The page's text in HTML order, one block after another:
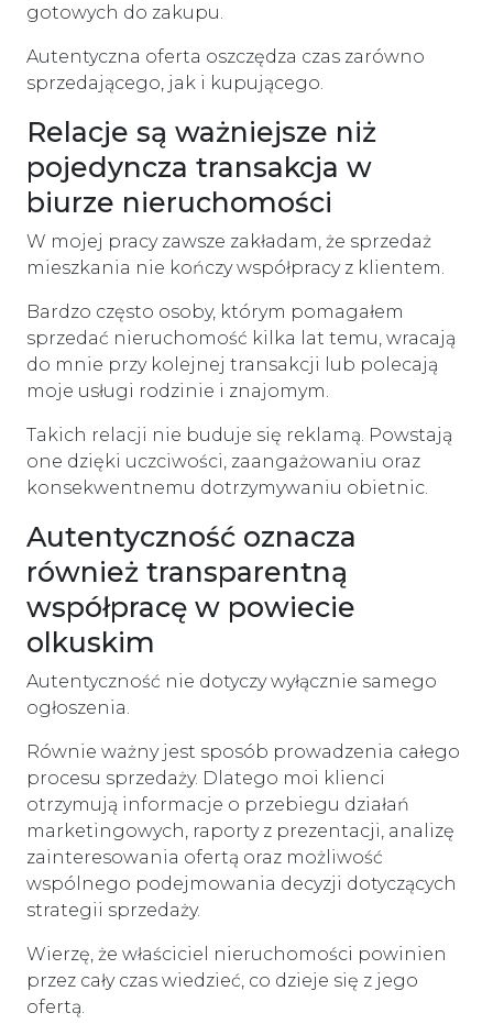
gotowych do zakupu.
Autentyczna oferta oszczędza czas zarówno
sprzedającego, jak i kupującego.
Relacje są ważniejsze niż
pojedyncza transakcja w
biurze nieruchomości
W mojej pracy zawsze zakładam, że sprzedaż
mieszkania nie kończy współpracy z klientem.
Bardzo często osoby, którym pomagałem
sprzedać nieruchomość kilka lat temu, wracają
do mnie przy kolejnej transakcji lub polecają
moje usługi rodzinie i znajomym.
Takich relacji nie buduje się reklamą. Powstają
one dzięki uczciwości, zaangażowaniu oraz
konsekwentnemu dotrzymywaniu obietnic.
Autentyczność oznacza
również transparentną
współpracę w powiecie
olkuskim
Autentyczność nie dotyczy wyłącznie samego
ogłoszenia.
Równie ważny jest sposób prowadzenia całego
procesu sprzedaży. Dlatego moi klienci
otrzymują informacje o przebiegu działań
marketingowych, raporty z prezentacji, analizę
zainteresowania ofertą oraz możliwość
wspólnego podejmowania decyzji dotyczących
strategii sprzedaży.
Wierzę, że właściciel nieruchomości powinien
przez cały czas wiedzieć, co dzieje się z jego
ofertą.